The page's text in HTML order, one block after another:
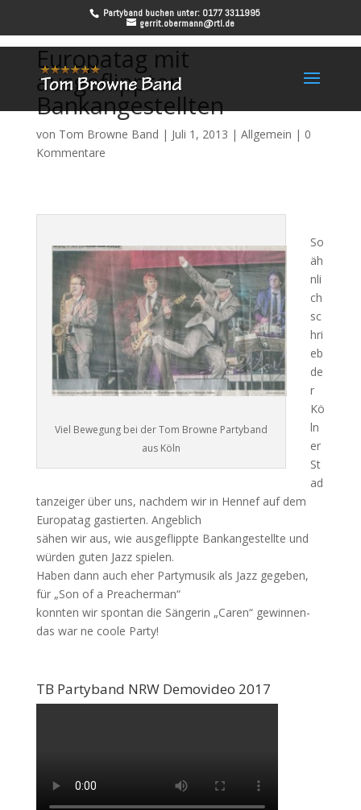
Partyband buchen unter: 0177 3311995
gerrit.obermann@rtl.de
Europatag mit
ausgeflippten
Bankangestellten
von Tom Browne Band | Juli 1, 2013 | Allgemein | 0
Kommentare
Viel Bewegung bei der Tom Browne Partyband
aus Köln
So
äh
nli
ch
sc
hri
eb
de
r
Kö
ln
er
St
ad
tanzeiger über uns, nachdem wir in Hennef auf dem
Europatag gastierten. Angeblich
sähen wir aus, wie ausgeflippte Bankangestellte und
würden guten Jazz spielen.
Haben dann auch eher Partymusik als Jazz gegeben,
für „Son of a Preacherman“
konnten wir spontan die Sängerin „Caren“ gewinnen-
das war ne coole Party!
TB Partyband NRW Demovideo 2017